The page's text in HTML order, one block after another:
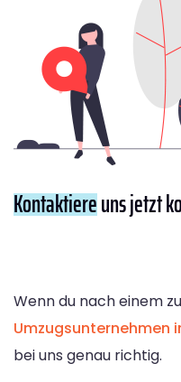
Kontaktiereuns jetzt
Wenn du nach einem
Umzugsunternehmen
bei uns genau richtig.